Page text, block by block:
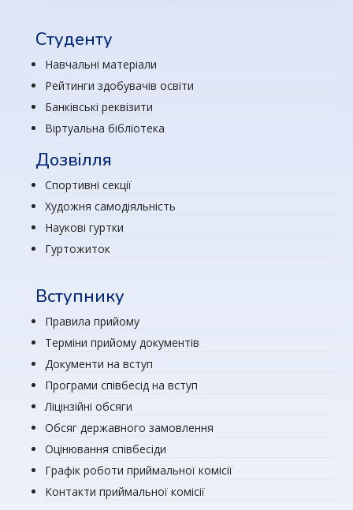
Студенту
Навчальні матеріали
Рейтинги здобувачів освіти
Банківські реквізити
Віртуальна бібліотека
Дозвілля
Спортивні секції
Художня самодіяльність
Наукові гуртки
Гуртожиток
Вступнику
Правила прийому
Терміни прийому документів
Документи на вступ
Програми співбесід на вступ
Ліцінзійні обсяги
Обсяг державного замовлення
Оцінювання співбесіди
Графік роботи приймальної комісії
Контакти приймальної комісії